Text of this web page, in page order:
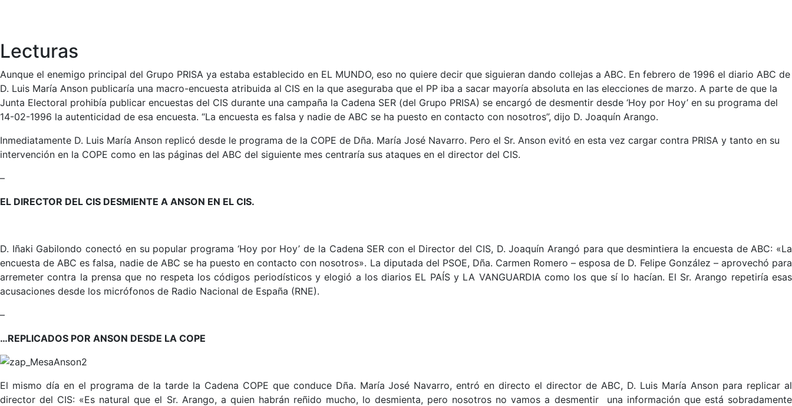
Lecturas
Aunque el enemigo principal del Grupo PRISA ya estaba establecido en EL MUNDO, eso no quiere decir que siguieran dando collejas a ABC. En febrero de 1996 el diario ABC de
D. Luis María Anson publicaría una macro-encuesta atribuida al CIS en la que aseguraba que el PP iba a sacar mayoría absoluta en las elecciones de marzo. A parte de que la
Junta Electoral prohibía publicar encuestas del CIS durante una campaña la Cadena SER (del Grupo PRISA) se encargó de desmentir desde ‘Hoy por Hoy’ en su programa del
14-02-1996 la autenticidad de esa encuesta. “La encuesta es falsa y nadie de ABC se ha puesto en contacto con nosotros”, dijo D. Joaquín Arango.
Inmediatamente D. Luis María Anson replicó desde le programa de la COPE de Dña. María José Navarro. Pero el Sr. Anson evitó en esta vez cargar contra PRISA y tanto en su
intervención en la COPE como en las páginas del ABC del siguiente mes centraría sus ataques en el director del CIS.
–
EL DIRECTOR DEL CIS DESMIENTE A ANSON EN EL CIS.
D. Iñaki Gabilondo conectó en su popular programa ‘Hoy por Hoy’ de la Cadena SER con el Director del CIS, D. Joaquín Arangó para que desmintiera la encuesta de ABC: «La
encuesta de ABC es falsa, nadie de ABC se ha puesto en contacto con nosotros». La diputada del PSOE, Dña. Carmen Romero – esposa de D. Felipe González – aprovechó para
arremeter contra la prensa que no respeta los códigos periodísticos y elogió a los diarios EL PAÍS y LA VANGUARDIA como los que sí lo hacían. El Sr. Arango repetiría esas
acusaciones desde los micrófonos de Radio Nacional de España (RNE).
–
…REPLICADOS POR ANSON DESDE LA COPE
El mismo día en el programa de la tarde la Cadena COPE que conduce Dña. María José Navarro, entró en directo el director de ABC, D. Luis María Anson para replicar al
director del CIS: «Es natural que el Sr. Arango, a quien habrán reñido mucho, lo desmienta, pero nosotros no vamos a desmentir una información que está sobradamente